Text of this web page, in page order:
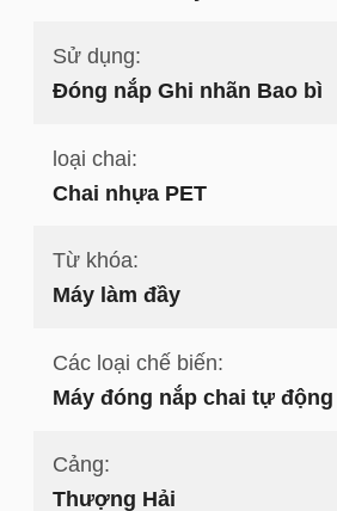
Sử dụng:
Đóng nắp Ghi nhãn Bao bì
loại chai:
Chai nhựa PET
Từ khóa:
Máy làm đầy
Các loại chế biến:
Máy đóng nắp chai tự động
Cảng:
Thượng Hải